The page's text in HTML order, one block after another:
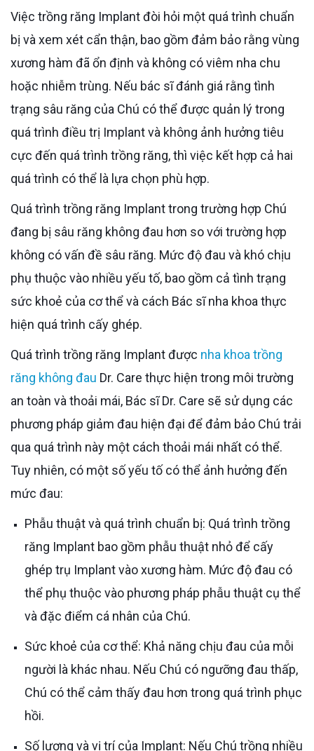
Việc trồng răng Implant đòi hỏi một quá trình chuẩn
bị và xem xét cẩn thận, bao gồm đảm bảo rằng vùng
xương hàm đã ổn định và không có viêm nha chu
hoặc nhiễm trùng. Nếu bác sĩ đánh giá rằng tình
trạng sâu răng của Chú có thể được quản lý trong
quá trình điều trị Implant và không ảnh hưởng tiêu
cực đến quá trình trồng răng, thì việc kết hợp cả hai
quá trình có thể là lựa chọn phù hợp.
Quá trình trồng răng Implant trong trường hợp Chú
đang bị sâu răng không đau hơn so với trường hợp
không có vấn đề sâu răng. Mức độ đau và khó chịu
phụ thuộc vào nhiều yếu tố, bao gồm cả tình trạng
sức khoẻ của cơ thể và cách Bác sĩ nha khoa thực
hiện quá trình cấy ghép.
Quá trình trồng răng Implant được nha khoa trồng
răng không đau Dr. Care thực hiện trong môi trường
an toàn và thoải mái, Bác sĩ Dr. Care sẽ sử dụng các
phương pháp giảm đau hiện đại để đảm bảo Chú trải
qua quá trình này một cách thoải mái nhất có thể.
Tuy nhiên, có một số yếu tố có thể ảnh hưởng đến
mức đau:
Phẫu thuật và quá trình chuẩn bị: Quá trình trồng
răng Implant bao gồm phẫu thuật nhỏ để cấy
ghép trụ Implant vào xương hàm. Mức độ đau có
thể phụ thuộc vào phương pháp phẫu thuật cụ thể
và đặc điểm cá nhân của Chú.
Sức khoẻ của cơ thể: Khả năng chịu đau của mỗi
người là khác nhau. Nếu Chú có ngưỡng đau thấp,
Chú có thể cảm thấy đau hơn trong quá trình phục
hồi.
Số lượng và vị trí của Implant: Nếu Chú trồng nhiều